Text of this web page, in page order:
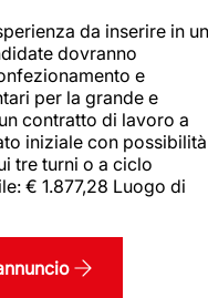
da inserire in un
dovranno
e
per la grande e
contratto di lavoro a
iniziale con possibilità
tre turni o a ciclo
€ 1.877,28 Luogo di